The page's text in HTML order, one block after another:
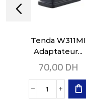
Tenda W311MI
Adaptateur...
70,00DH